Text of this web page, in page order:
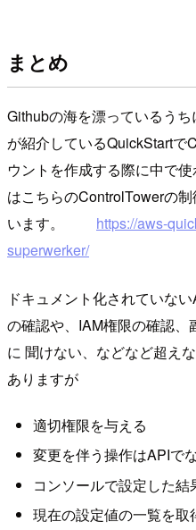
まとめ
Githubの海を漂っているう
が紹介しているQuickStartで
ウントを作成する際に中で
はこちらのControlTowerの
います。 https://aws-
superwerker/
ドキュメント化されていな
の確認や、IAM権限の確認、
に 聞けない、などなど超え
ありますが
適切権限を与える
変更を伴う操作はAPIで
コンソールで設定した
現在の設定値の一覧を取